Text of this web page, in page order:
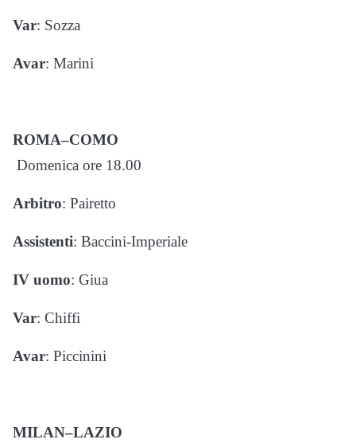
Var: Sozza
Avar: Marini
ROMA–COMO
Domenica ore 18.00
Arbitro: Pairetto
Assistenti: Baccini-Imperiale
IV uomo: Giua
Var: Chiffi
Avar: Piccinini
MILAN–LAZIO